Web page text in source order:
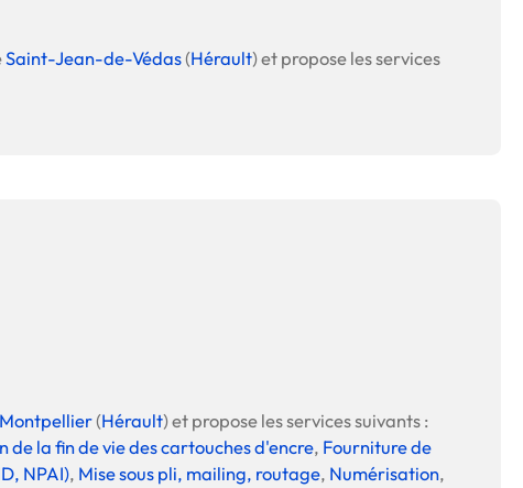
Saint-Jean-de-Védas(Hérault) et propose les services
Montpellier(Hérault) et propose les services suivants :
de la fin de vie des cartouches d'encre, Fourniture de
NPAI), Mise sous pli, mailing, routage, Numérisation,